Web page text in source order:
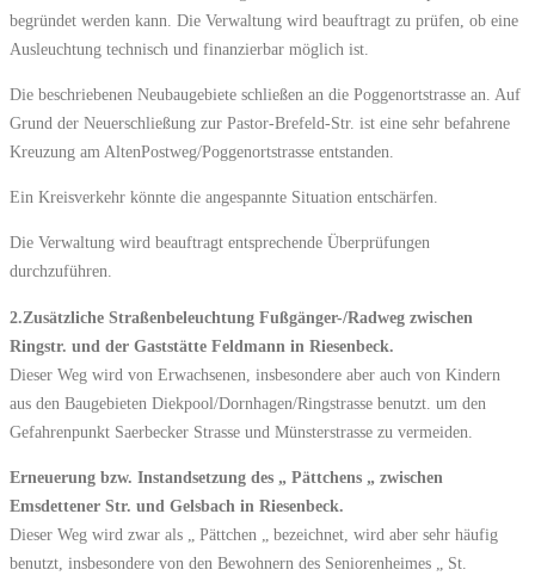
begründet werden kann. Die Verwaltung wird beauftragt zu prüfen, ob eine
Ausleuchtung technisch und finanzierbar möglich ist.
Die beschriebenen Neubaugebiete schließen an die Poggenortstrasse an. Auf
Grund der Neuerschließung zur Pastor-Brefeld-Str. ist eine sehr befahrene
Kreuzung am AltenPostweg/Poggenortstrasse entstanden.
Ein Kreisverkehr könnte die angespannte Situation entschärfen.
Die Verwaltung wird beauftragt entsprechende Überprüfungen
durchzuführen.
2.Zusätzliche Straßenbeleuchtung Fußgänger-/Radweg zwischen
Ringstr. und der Gaststätte Feldmann in Riesenbeck.
Dieser Weg wird von Erwachsenen, insbesondere aber auch von Kindern
aus den Baugebieten Diekpool/Dornhagen/Ringstrasse benutzt. um den
Gefahrenpunkt Saerbecker Strasse und Münsterstrasse zu vermeiden.
Erneuerung bzw. Instandsetzung des „ Pättchens „ zwischen
Emsdettener Str. und Gelsbach in Riesenbeck.
Dieser Weg wird zwar als „ Pättchen „ bezeichnet, wird aber sehr häufig
benutzt, insbesondere von den Bewohnern des Seniorenheimes „ St.